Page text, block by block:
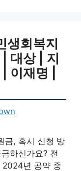
생회복지
대상 | 지
이재명 |
금, 혹시 신청 방
하신가요? 전
2024년 공약 중